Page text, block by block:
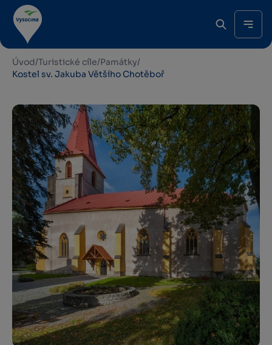
Úvod/Turistické cíle/Památky/
Kostel sv. Jakuba Většího Chotěboř